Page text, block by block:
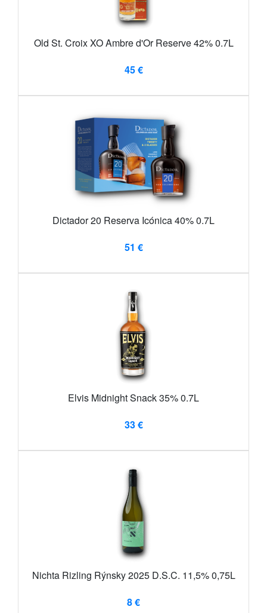
Old St. Croix XO Ambre d'Or Reserve 42% 0.7L
45 €
Dictador 20 Reserva Icónica 40% 0.7L
51 €
Elvis Midnight Snack 35% 0.7L
33 €
Nichta Rizling Rýnsky 2025 D.S.C. 11,5% 0,75L
8 €